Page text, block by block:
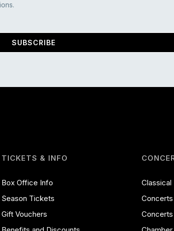
SUBSCRIBE
TICKETS & INFO
Box Office Info
Season Tickets
Gift Vouchers
Concerts